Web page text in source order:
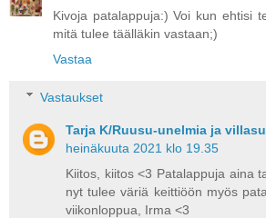
Kivoja patalappuja:) Voi kun ehtisi
mitä tulee täälläkin vastaan;)
Vastaa
Vastaukset
Tarja K/Ruusu-unelmia ja
heinäkuuta 2021 klo 19.35
Kiitos, kiitos <3 Patalappuja aina
nyt tulee väriä keittiöön myös
viikonloppua, Irma <3